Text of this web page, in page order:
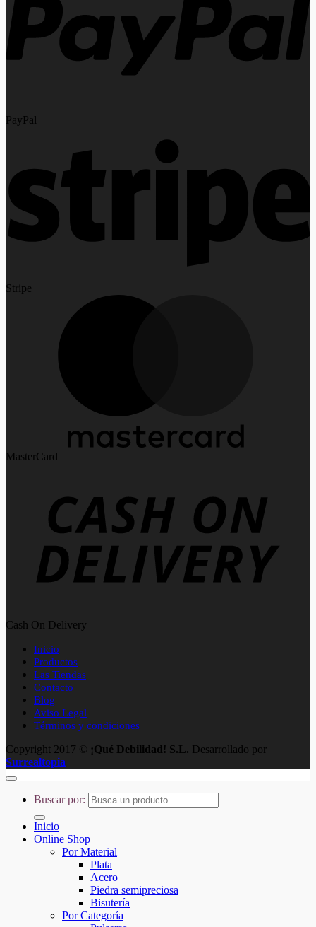
PayPal
Stripe
MasterCard
Cash On Delivery
Inicio
Productos
Las Tiendas
Contacto
Blog
Aviso Legal
Términos y condiciones
Copyright 2017 ©
¡Qué Debilidad! S.L. Desarrollado por
Surrealtopia
Buscar por:
Inicio
Online Shop
Por Material
Plata
Acero
Piedra semipreciosa
Bisutería
Por Categoría